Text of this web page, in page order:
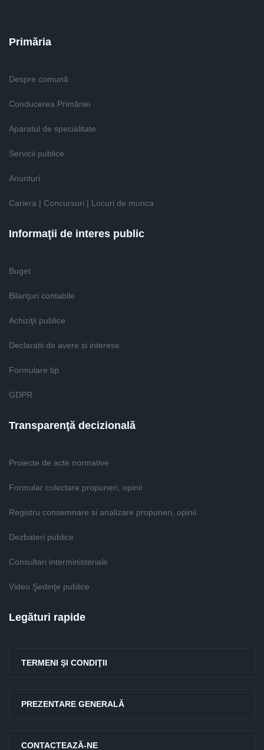
Primăria
Despre comună
Conducerea Primăriei
Aparatul de specialitate
Servicii publice
Anunturi
Cariera | Concursuri | Locuri de munca
Informaţii de interes public
Buget
Bilanţuri contabile
Achiziţii publice
Declaratii de avere si interese
Formulare tip
GDPR
Transparenţă decizională
Proiecte de acte normative
Formular colectare propuneri, opinii
Registru consemnare si analizare propuneri, opinii
Dezbateri publice
Consultari interministeriale
Video Şedinţe publice
Legături rapide
TERMENI ŞI CONDIŢII
PREZENTARE GENERALĂ
CONTACTEAZĂ-NE